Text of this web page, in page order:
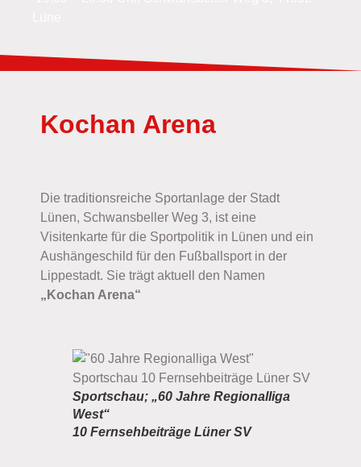
Kochan Arena
Die traditionsreiche Sportanlage der Stadt
Lünen, Schwansbeller Weg 3, ist eine
Visitenkarte für die Sportpolitik in Lünen und ein
Aushängeschild für den Fußballsport in der
Lippestadt. Sie trägt aktuell den Namen
„Kochan Arena“
Sportschau; „60 Jahre Regionalliga
West“
10 Fernsehbeiträge Lüner SV